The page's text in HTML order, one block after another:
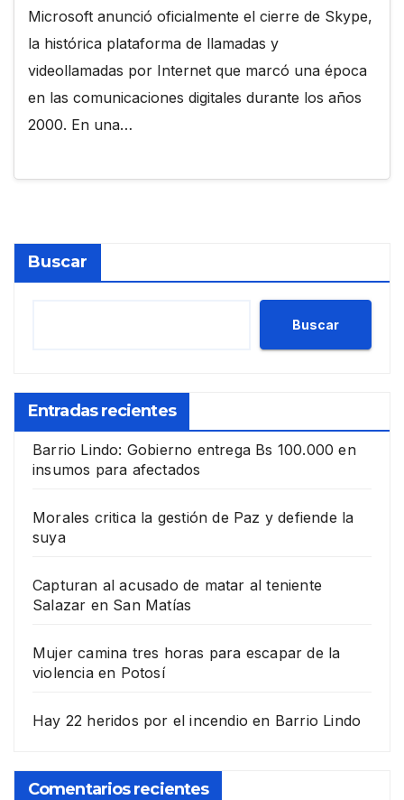
Microsoft anunció oficialmente el cierre de Skype,
la histórica plataforma de llamadas y
videollamadas por Internet que marcó una época
en las comunicaciones digitales durante los años
2000. En una…
Buscar
Buscar
Entradas recientes
Barrio Lindo: Gobierno entrega Bs 100.000 en
insumos para afectados
Morales critica la gestión de Paz y defiende la
suya
Capturan al acusado de matar al teniente
Salazar en San Matías
Mujer camina tres horas para escapar de la
violencia en Potosí
Hay 22 heridos por el incendio en Barrio Lindo
Comentarios recientes